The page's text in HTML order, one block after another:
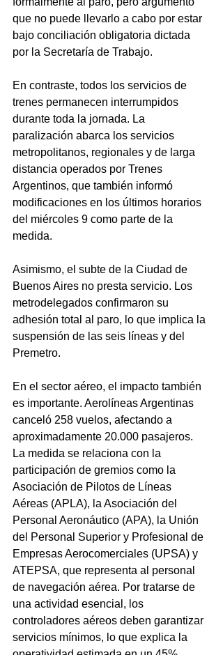
que no puede llevarlo a cabo por estar
bajo conciliación obligatoria dictada
por la Secretaría de Trabajo.
En contraste, todos los servicios de
trenes permanecen interrumpidos
durante toda la jornada. La
paralización abarca los servicios
metropolitanos, regionales y de larga
distancia operados por Trenes
Argentinos, que también informó
modificaciones en los últimos horarios
del miércoles 9 como parte de la
medida.
Asimismo, el subte de la Ciudad de
Buenos Aires no presta servicio. Los
metrodelegados confirmaron su
adhesión total al paro, lo que implica la
suspensión de las seis líneas y del
Premetro.
En el sector aéreo, el impacto también
es importante. Aerolíneas Argentinas
canceló 258 vuelos, afectando a
aproximadamente 20.000 pasajeros.
La medida se relaciona con la
participación de gremios como la
Asociación de Pilotos de Líneas
Aéreas (APLA), la Asociación del
Personal Aeronáutico (APA), la Unión
del Personal Superior y Profesional de
Empresas Aerocomerciales (UPSA) y
ATEPSA, que representa al personal
de navegación aérea. Por tratarse de
una actividad esencial, los
controladores aéreos deben garantizar
servicios mínimos, lo que explica la